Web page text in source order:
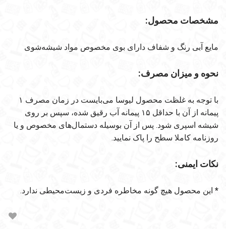
مشخصات محصول:
مایع آبی رنگ و شفاف دارای بوی مخصوص مواد شیشه‌شوی
نحوه و میزان مصرف:
با توجه به غلظت محصول لیوسا می‌بایست در زمان مصرف ۱
پیمانه از آن با حداقل ۱۵ پیمانه آب رقیق شده، سپس بر روی
شیشه اسپری شود. پس از آن بوسیله دستمال‌های مخصوص و یا
روزنامه کاملا سطح را پاک نمایید.
نکات ایمنی:
این محصول هیچ گونه مخاطره فردی و زیست‌محیطی ندارد.